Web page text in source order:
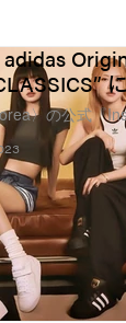
〉の公式『